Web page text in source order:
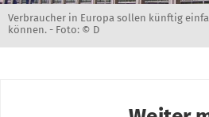
Verbraucher in Europa sollen künftig
können. - Foto: © D